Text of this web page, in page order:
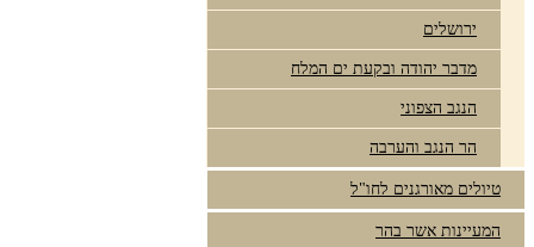
ירושלים
מדבר יהודה ובקעת ים המלח
הנגב הצפוני
הר הנגב והערבה
טיולים מאורגנים לחו"ל
המעיינות אשר בהר